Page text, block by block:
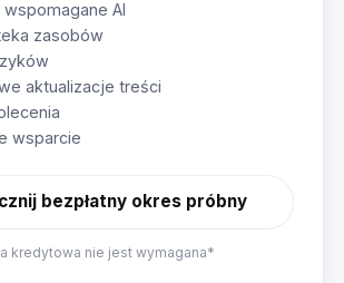
AI
zasobów
aktualizacje treści
wsparcie
bezpłatny okres próbny
kredytowa nie jest wymagana*